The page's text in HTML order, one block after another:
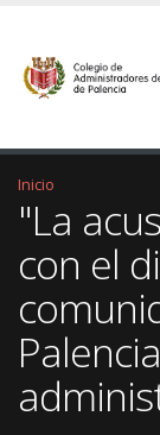
Inicio
"La
con el